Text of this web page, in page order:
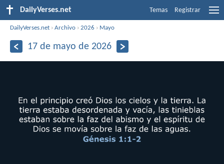
DailyVerses.net Temas Registrar
DailyVerses.net ›Archivo ›2026 › Mayo
17 de mayo de 2026